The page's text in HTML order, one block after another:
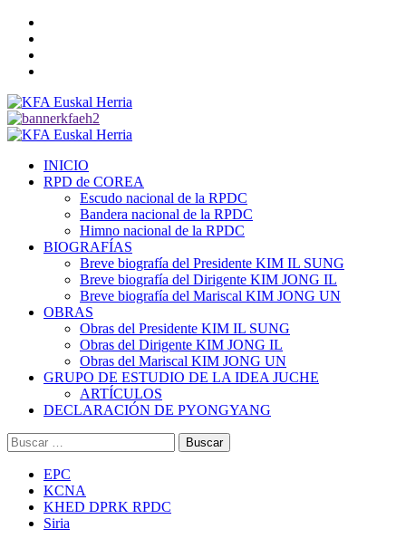
Saltar
contenido
Menú
INICIO
RPD de COREA
Escudo nacional de la RPDC
Bandera nacional de la RPDC
Himno nacional de la RPDC
BIOGRAFÍAS
Breve biografía del Presidente KIM IL SUNG
Breve biografía del Dirigente KIM JONG IL
Breve biografía del Mariscal KIM JONG UN
OBRAS
Obras del Presidente KIM IL SUNG
Obras del Dirigente KIM JONG IL
Obras del Mariscal KIM JONG UN
GRUPO DE ESTUDIO DE LA IDEA JUCHE
ARTÍCULOS
DECLARACIÓN DE PYONGYANG
Buscar:
EPC
KCNA
KHED DPRK RPDC
Siria